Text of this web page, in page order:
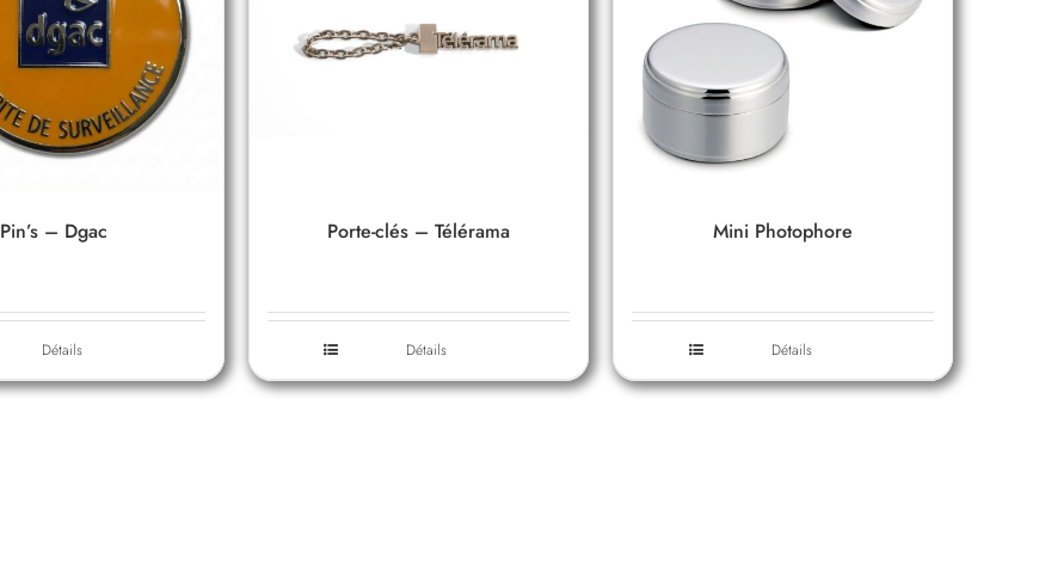
Pin’s – Dgac
Détails
Porte-clés – Télérama
Détails
Mini Photophore
Détails